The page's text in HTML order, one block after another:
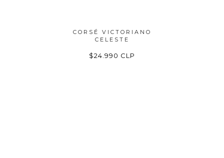
CORSÉ VICTORIANO
CELESTE
$24.990 CLP